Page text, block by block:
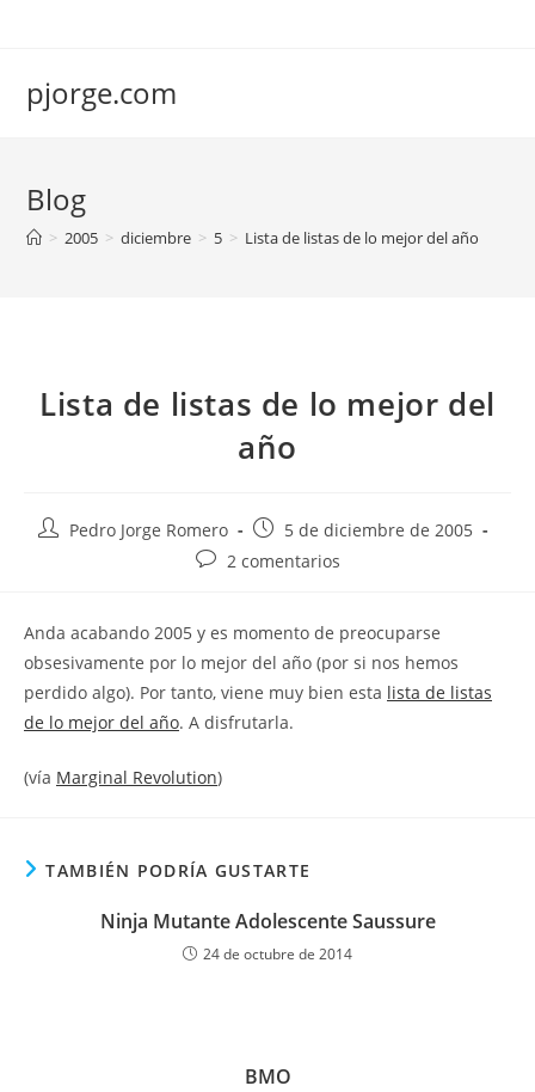
pjorge.com
Blog
> 2005 > diciembre > 5 > Lista de listas de lo mejor del año
Lista de listas de lo mejor del
año
AutorPedro Jorge Romero
Publicación
de
5 de diciembre de 2005
Comentarios
entrada:
2 comentarios
Anda acabando 2005 y es momento de preocuparse
obsesivamente por lo mejor del año (por si nos hemos
perdido algo). Por tanto, viene muy bien esta lista de listas
de lo mejor del año. A disfrutarla.
(vía Marginal Revolution)
TAMBIÉN PODRÍA GUSTARTE
Ninja Mutante Adolescente Saussure
24 de octubre de 2014
BMO